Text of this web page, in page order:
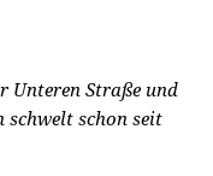
Unteren Straße und
schwelt schon seit